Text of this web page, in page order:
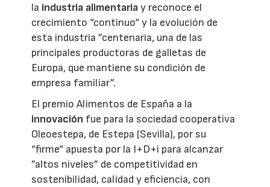
la industria alimentariay reconoce el
crecimiento “continuo“ y la evolución de
esta industria ”centenaria, una de las
principales productoras de galletas de
Europa, que mantiene su condición de
empresa familiar”.
El premio Alimentos de España a la
innovación fue para la sociedad cooperativa
Oleoestepa, de Estepa (Sevilla), por su
“firme“ apuesta por la I+D+i para alcanzar
”altos niveles” de competitividad en
sostenibilidad, calidad y eficiencia, con